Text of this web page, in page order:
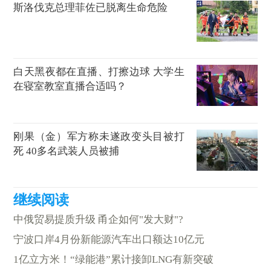
斯洛伐克总理菲佐已脱离生命危险
白天黑夜都在直播、打擦边球 大学生
在寝室教室直播合适吗？
刚果（金）军方称未遂政变头目被打
死 40多名武装人员被捕
中俄贸易提质升级 甬企如何"发大财"?
宁波口岸4月份新能源汽车出口额达10亿元
1亿立方米！“绿能港”累计接卸LNG有新突破